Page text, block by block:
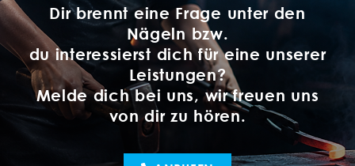
Dir brennt eine Frage unter den
Nägeln bzw.
du interessierst dich für eine unserer
Leistungen?
Melde dich bei uns, wir freuen uns
von dir zu hören.